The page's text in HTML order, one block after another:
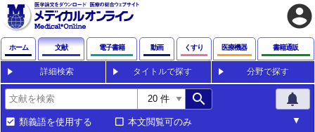
account_circle
ホーム 文献 電子書籍 動画 くすり 医療機器 書籍通販
詳細検索 タイトルで探す 分野で探す
search notifications
類義語を使用する 本文閲覧可のみ